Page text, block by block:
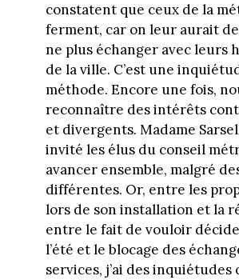
constatent que ceux de la
ferment, car on leur aurait
ne plus échanger avec leurs
de la ville. C’est une
méthode. Encore une fois,
reconnaître des intérêts
et divergents. Madame
invité les élus du conseil
avancer ensemble, malgré
différentes. Or, entre les
lors de son installation et la
entre le fait de vouloir
l’été et le blocage des
services, j’ai des inquiétudes